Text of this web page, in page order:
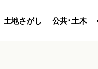
土地さがし 公共･土木